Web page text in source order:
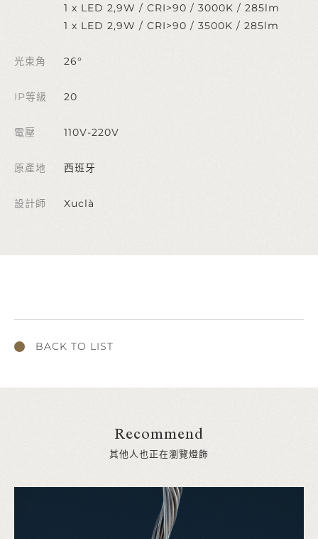
1 x LED 2,9W / CRI>90 / 3000K / 285lm
1 x LED 2,9W / CRI>90 / 3500K / 285lm
光束角 26°
IP等級 20
電壓 110V-220V
原產地 西班牙
設計師 Xuclà
BACK TO LIST
Recommend
其他人也正在瀏覽燈飾